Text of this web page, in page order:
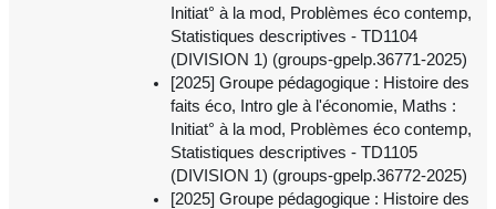
Initiat° à la mod, Problèmes éco contemp,
Statistiques descriptives - TD1104
(DIVISION 1) (groups-gpelp.36771-2025)
[2025] Groupe pédagogique : Histoire des
faits éco, Intro gle à l'économie, Maths :
Initiat° à la mod, Problèmes éco contemp,
Statistiques descriptives - TD1105
(DIVISION 1) (groups-gpelp.36772-2025)
[2025] Groupe pédagogique : Histoire des